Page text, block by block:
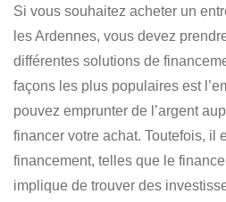
Si vous souhaitez acheter un
les Ardennes, vous devez
différentes solutions de
façons les plus populaires est
pouvez emprunter de l’argent
financer votre achat. Toutefois, il
financement, telles que le
implique de trouver des